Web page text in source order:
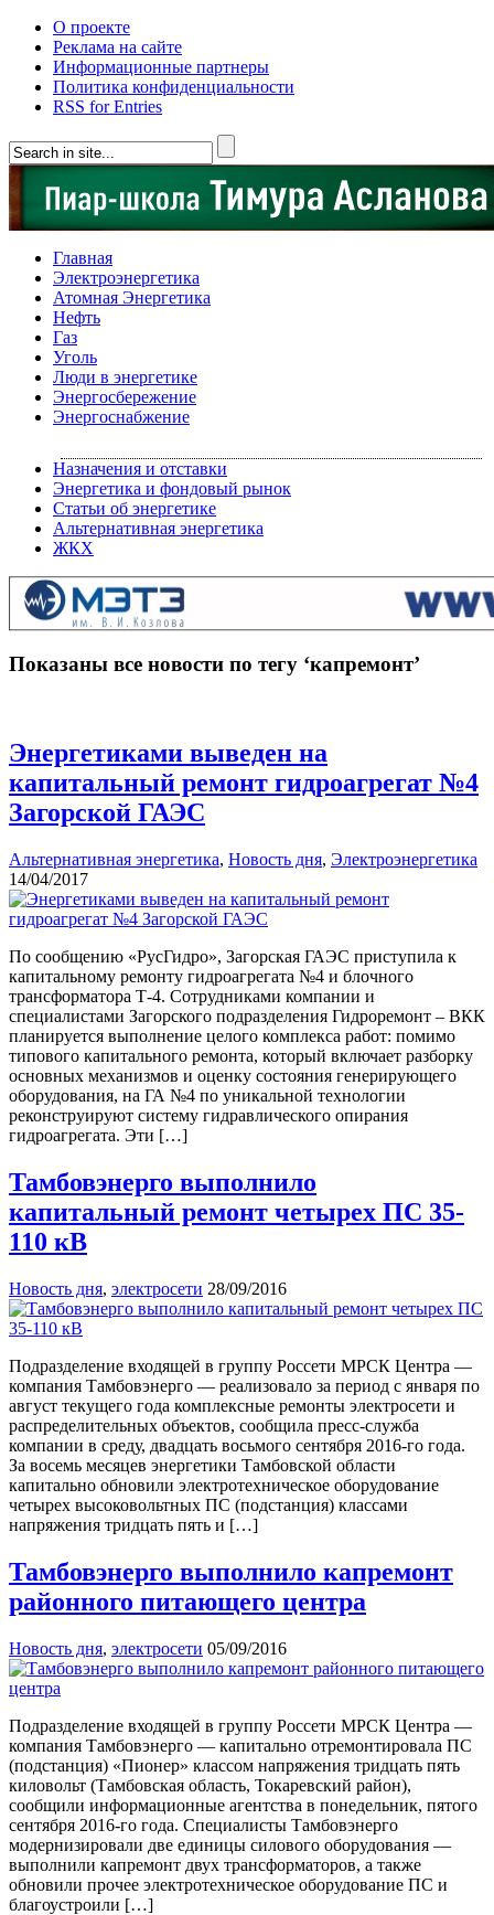
О проекте
Реклама на сайте
Информационные партнеры
Политика конфиденциальности
RSS for Entries
Главная
Электроэнергетика
Атомная Энергетика
Нефть
Газ
Уголь
Люди в энергетике
Энергосбережение
Энергоснабжение
Назначения и отставки
Энергетика и фондовый рынок
Статьи об энергетике
Альтернативная энергетика
ЖКХ
Показаны все новости по тегу ‘капремонт’
Энергетиками выведен на
капитальный ремонт гидроагрегат №4
Загорской ГАЭС
Альтернативная энергетика, Новость дня, Электроэнергетика
14/04/2017
По сообщению «РусГидро», Загорская ГАЭС приступила к
капитальному ремонту гидроагрегата №4 и блочного
трансформатора Т-4. Сотрудниками компании и
специалистами Загорского подразделения Гидроремонт – ВКК
планируется выполнение целого комплекса работ: помимо
типового капитального ремонта, который включает разборку
основных механизмов и оценку состояния генерирующего
оборудования, на ГА №4 по уникальной технологии
реконструируют систему гидравлического опирания
гидроагрегата. Эти […]
Тамбовэнерго выполнило
капитальный ремонт четырех ПС 35-
110 кВ
Новость дня, электросети 28/09/2016
Подразделение входящей в группу Россети МРСК Центра —
компания Тамбовэнерго — реализовало за период с января по
август текущего года комплексные ремонты электросети и
распределительных объектов, сообщила пресс-служба
компании в среду, двадцать восьмого сентября 2016-го года.
За восемь месяцев энергетики Тамбовской области
капитально обновили электротехническое оборудование
четырех высоковольтных ПС (подстанция) классами
напряжения тридцать пять и […]
Тамбовэнерго выполнило капремонт
районного питающего центра
Новость дня, электросети 05/09/2016
Подразделение входящей в группу Россети МРСК Центра —
компания Тамбовэнерго — капитально отремонтировала ПС
(подстанция) «Пионер» классом напряжения тридцать пять
киловольт (Тамбовская область, Токаревский район),
сообщили информационные агентства в понедельник, пятого
сентября 2016-го года. Специалисты Тамбовэнерго
модернизировали две единицы силового оборудования —
выполнили капремонт двух трансформаторов, а также
обновили прочее электротехническое оборудование ПС и
благоустроили […]